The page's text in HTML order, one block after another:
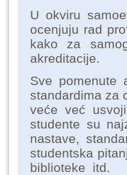
U okviru
ocenjuju rad
kako za
akreditacije.
Sve pomenute
standardima za
veće već
studente su
nastave,
studentska
biblioteke itd.